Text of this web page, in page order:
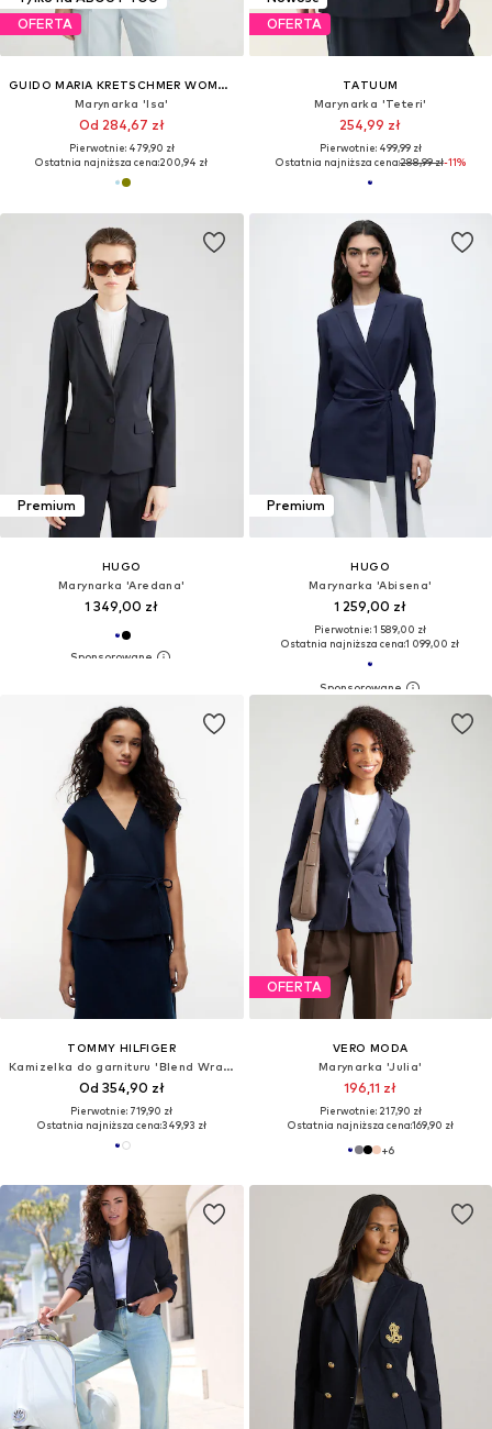
OFERTA
GUIDO MARIA KRETSCHMER WOMEN
Marynarka 'Isa'
Od 284,67 zł
Pierwotnie: 479,90 zł
Ostatnia najniższa cena:200,94 zł
OFERTA
TATUUM
Marynarka 'Teteri'
254,99 zł
Pierwotnie: 499,99 zł
Ostatnia najniższa cena:288,99 zł-11%
Premium
HUGO
Marynarka 'Aredana'
1 349,00 zł
Premium
HUGO
Marynarka 'Abisena'
1 259,00 zł
Pierwotnie: 1 589,00 zł
Ostatnia najniższa cena:1 099,00 zł
TOMMY HILFIGER
Kamizelka do garnituru 'Blend Wrap Waistcoat'
Od 354,90 zł
Pierwotnie: 719,90 zł
Ostatnia najniższa cena:349,93 zł
OFERTA
VERO MODA
Marynarka 'Julia'
196,11 zł
Pierwotnie: 217,90 zł
Ostatnia najniższa cena:169,90 zł
+6